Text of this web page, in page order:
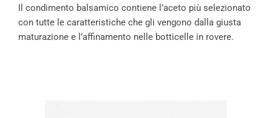
Il condimento balsamico contiene l’aceto più selezionato
con tutte le caratteristiche che gli vengono dalla giusta
maturazione e l’affinamento nelle botticelle in rovere.